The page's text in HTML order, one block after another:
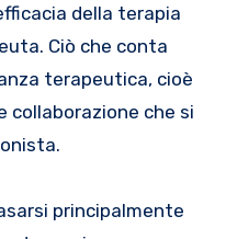
della terapia
Ciò che conta
terapeutica, cioè
collaborazione che si
principalmente